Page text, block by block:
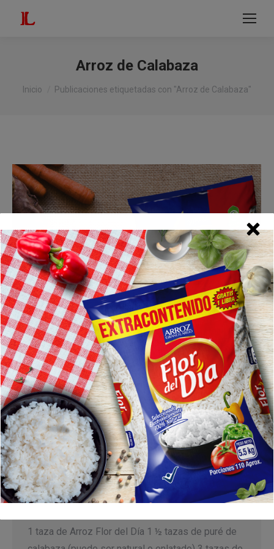
Buscar:
Arroz de Calabaza
Estás aquí:
Inicio Publicaciones etiquetadas con "Arroz de Calabaza"
Arroz de Calabaza-FlordelDía
Recetas Por Inverlache 16 octubre, 2024
Arroz de Calabaza para Halloween!
Un plato
que combina sabor y diversión, perfecto para esta
1 taza de Arroz Flor del Día 1 ½ tazas de puré de